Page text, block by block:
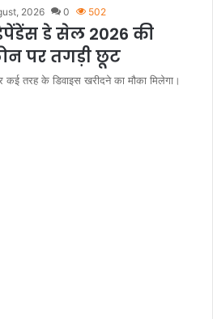
2026 0 502
डे सेल 2026 की
पर तगड़ी छूट
कई तरह के डिवाइस खरीदने का मौका मिलेगा।